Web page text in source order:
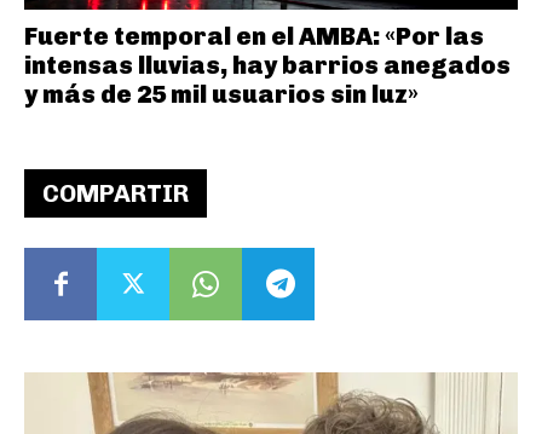
COMPARTIR
Fuerte temporal en el AMBA: «Por las
intensas lluvias, hay barrios anegados
y más de 25 mil usuarios sin luz»